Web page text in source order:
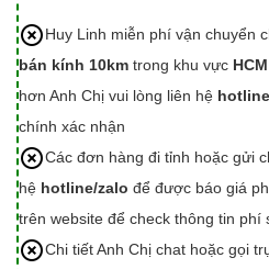
Huy Linh miễn phí vận chuyển
bán kính 10km trong khu vực HCM
hơn Anh Chị vui lòng liên hệ
chính xác nhận
Các đơn hàng đi tỉnh hoặc gửi
hệ hotline/zalo để được báo giá
trên website để check thông tin phí
Chi tiết Anh Chị chat hoặc gọi